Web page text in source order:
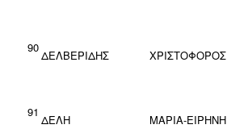
90
ΔΕΛΒΕΡΙΔΗΣ ΧΡΙΣΤΟΦΟΡΟΣ
91
ΔΕΛΗ ΜΑΡΙΑ-ΕΙΡΗΝΗ